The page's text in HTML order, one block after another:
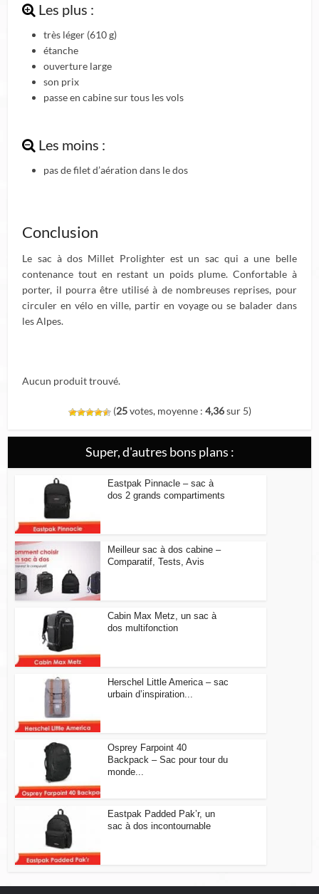
Les plus :
très léger (610 g)
étanche
ouverture large
son prix
passe en cabine sur tous les vols
Les moins :
pas de filet d’aération dans le dos
Conclusion
Le sac à dos Millet Prolighter est un sac qui a une belle
contenance tout en restant un poids plume. Confortable à
porter, il pourra être utilisé à de nombreuses reprises, pour
circuler en vélo en ville, partir en voyage ou se balader dans
les Alpes.
Aucun produit trouvé.
(25votes, moyenne : 4,36sur 5)
Super, d'autres bons plans :
Eastpak Pinnacle – sac à
dos 2 grands compartiments
Meilleur sac à dos cabine –
Comparatif, Tests, Avis
Cabin Max Metz, un sac à
dos multifonction
Herschel Little America – sac
urbain d’inspiration...
Osprey Farpoint 40
Backpack – Sac pour tour du
monde...
Eastpak Padded Pak’r, un
sac à dos incontournable